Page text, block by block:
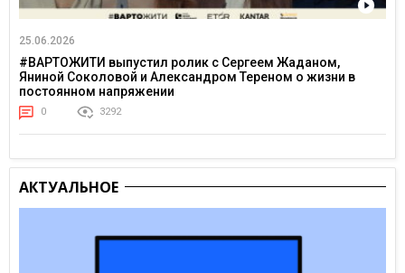
25.06.2026
#ВАРТОЖИТИ выпустил ролик с Сергеем Жаданом,
Яниной Соколовой и Александром Тереном о жизни в
постоянном напряжении
0 3292
АКТУАЛЬНОЕ